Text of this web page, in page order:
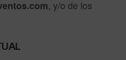
, y/o de los